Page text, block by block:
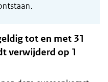
tot en met 31
verwijderd op 1